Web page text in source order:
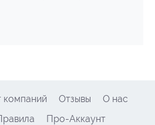
компаний Отзывы
О нас
Про-Аккаунт